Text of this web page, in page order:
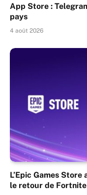
App Store :
pays
4 août 2026
L’Epic Games
le retour de Fortnite